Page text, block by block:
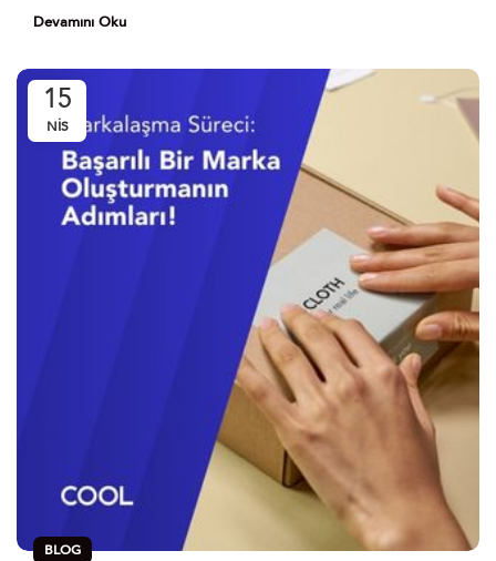
Devamını Oku
15
NIS
BLOG